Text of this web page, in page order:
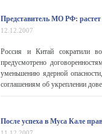
Представитель МО РФ:
12.12.2007
Россия и Китай сократили
предусмотрено
уменьшению ядерной
соглашениям об укреплении
После успеха в Муса Кале